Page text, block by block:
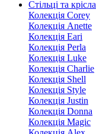
Стільці та крісла
Колекція Corey
Колекція Anette
Колекція Eari
Колекція Perla
Колекція Luke
Колекція Charlie
Колекція Shell
Колекція Style
Колекція Justin
Колекція Donna
Колекція Magic